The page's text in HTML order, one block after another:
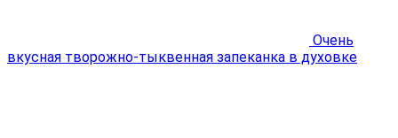
Очень
вкусная творожно-тыквенная запеканка в духовке